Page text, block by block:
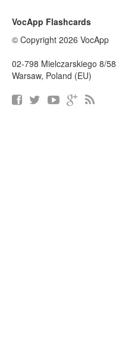
VocApp Flashcards
© Copyright 2026 VocApp
02-798 Mielczarskiego 8/58
Warsaw, Poland (EU)